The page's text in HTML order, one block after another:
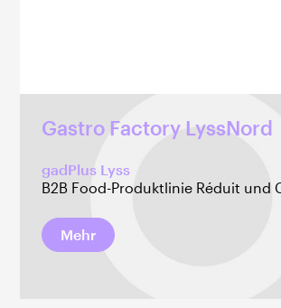
Gastro Factory LyssNord
gadPlus Lyss
B2B Food-Produktlinie Réduit und
Mehr